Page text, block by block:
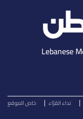
نداء القرّاء خاص الموقع